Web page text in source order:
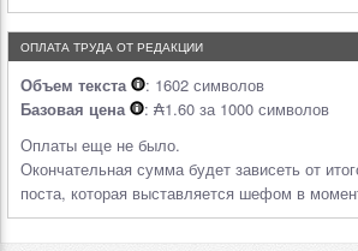
ОПЛАТА ТРУДА ОТ РЕДАКЦИИ
Объем текста
: 1602 символов
Базовая цена
: ₳1.60 за 1000 символов
Оплаты еще не было.
Окончательная сумма будет зависеть от
поста, которая выставляется шефом в